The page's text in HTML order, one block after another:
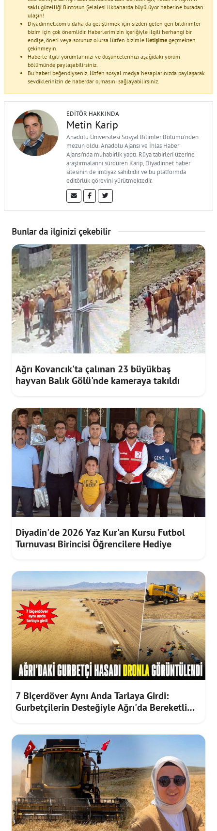
saklı güzelliği Bintosun Şelalesi ilkbaharda büyülüyor haberine buradan
ulaşın!
Diyadinnet.com'u daha da geliştirmek için sizden gelen geri bildirimler
bizim için çok önemlidir. Haberlerimizin içeriğiyle ilgili herhangi bir
endişe, öneri veya sorunuz olursa lütfen bizimle iletişime geçmekten
çekinmeyin.
Haberle ilgili yorumlarınızı ve düşüncelerinizi aşağıdaki yorum
bölümünde paylaşabilirsiniz.
Bu haberi beğendiyseniz, lütfen sosyal medya hesaplarınızda paylaşarak
sevdiklerinizin de haberdar olmasını sağlayabilirsiniz.
EDITÖR HAKKINDA
Metin Karip
Anadolu Üniversitesi Sosyal Bilimler Bölümü'nden
mezun oldu. Anadolu Ajansı ve İhlas Haber
Ajansı'nda muhabirlik yaptı. Rüya tabirleri üzerine
araştırmalarını sürdüren Karip, Diyadinnet haber
sitesinin de imtiyaz sahibidir ve bu platformda
editörlük görevini yürütmektedir.
Bunlar da ilginizi çekebilir
Ağrı Kovancık'ta çalınan 23 büyükbaş
hayvan Balık Gölü'nde kameraya takıldı
Diyadin'de 2026 Yaz Kur'an Kursu Futbol
Turnuvası Birincisi Öğrencilere Hediye
7 Biçerdöver Aynı Anda Tarlaya Girdi:
Gurbetçilerin Desteğiyle Ağrı'da Bereketli